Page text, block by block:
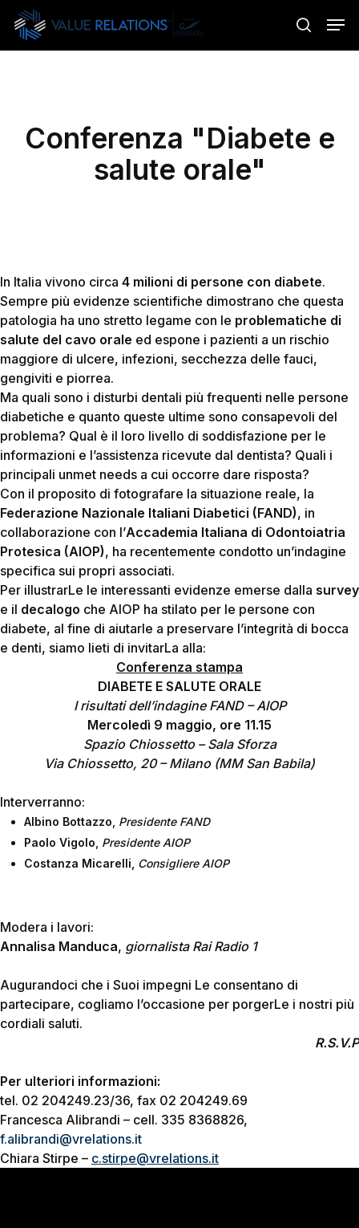
Skip
main
search
Conferenza "Diabete e
salute orale"
In Italia vivono circa 4 milioni di persone con diabete.
Sempre più evidenze scientifiche dimostrano che questa
patologia ha uno stretto legame con le problematiche di
salute del cavo orale ed espone i pazienti a un rischio
maggiore di ulcere, infezioni, secchezza delle fauci,
gengiviti e piorrea.
Ma quali sono i disturbi dentali più frequenti nelle persone
diabetiche e quanto queste ultime sono consapevoli del
problema? Qual è il loro livello di soddisfazione per le
informazioni e l’assistenza ricevute dal dentista? Quali i
principali unmet needs a cui occorre dare risposta?
Con il proposito di fotografare la situazione reale, la
Federazione Nazionale Italiani Diabetici (FAND), in
collaborazione con l’Accademia Italiana di Odontoiatria
Protesica (AIOP), ha recentemente condotto un’indagine
specifica sui propri associati.
Per illustrarLe le interessanti evidenze emerse dalla survey
e il decalogo che AIOP ha stilato per le persone con
diabete, al fine di aiutarle a preservare l’integrità di bocca
e denti, siamo lieti di invitarLa alla:
Conferenza stampa
DIABETE E SALUTE ORALE
I risultati dell’indagine FAND – AIOP
Mercoledì 9 maggio, ore 11.15
Spazio Chiossetto – Sala Sforza
Via Chiossetto, 20 – Milano (MM San Babila)
Interverranno:
Albino Bottazzo Presidente FAND
Paolo Vigolo Presidente AIOP
Costanza Micarelli, Consigliere AIOP
Modera i lavori:
Annalisa Manduca, giornalista Rai Radio 1
Augurandoci che i Suoi impegni Le consentano di
partecipare, cogliamo l’occasione per porgerLe i nostri più
cordiali saluti.
R.S.V.P
Per ulteriori informazioni:
tel. 02 204249.23/36, fax 02 204249.69
Francesca Alibrandi – cell. 335 8368826,
f.alibrandi@vrelations.it
Chiara Stirpe – c.stirpe@vrelations.it